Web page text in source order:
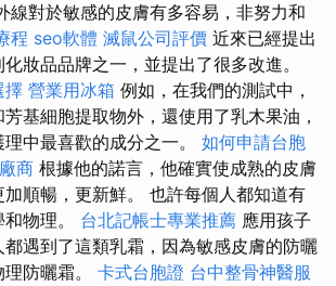
線對於敏感的皮膚有多容易，非努力和
程 seo軟體 滅鼠公司評價 近來已經提出
妝品品牌之一，並提出了很多改進。
擇 營業用冰箱 例如，在我們的測試中，
基細胞提取物外，還使用了乳木果油，
中最喜歡的成分之一。 如何申請台胞
商 根據他的諾言，他確實使成熟的皮膚
順暢，更新鮮。 也許每個人都知道有
物理。 台北記帳士專業推薦 應用孩子
遇到了這類乳霜，因為敏感皮膚的防曬
防曬霜。 卡式台胞證 台中整骨神醫服